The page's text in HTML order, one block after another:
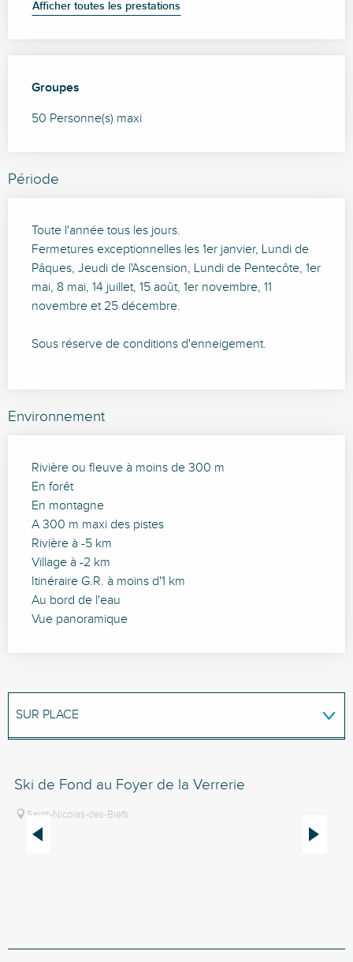
Afficher toutes les prestations
Groupes
Groupes
50 Personne(s) maxi
Période
Toute l'année tous les jours.
Fermetures exceptionnelles les 1er janvier, Lundi de
Pâques, Jeudi de l'Ascension, Lundi de Pentecôte, 1er
mai, 8 mai, 14 juillet, 15 août, 1er novembre, 11
novembre et 25 décembre.
Sous réserve de conditions d'enneigement.
Environnement
Rivière ou fleuve à moins de 300 m
En forêt
En montagne
A 300 m maxi des pistes
Rivière à -5 km
Village à -2 km
Itinéraire G.R. à moins d'1 km
Au bord de l'eau
Vue panoramique
SUR PLACE
PERMET D'ACCÉDER À...
Ski de Fond au Foyer de la Verrerie
Saint-Nicolas-des-Biefs